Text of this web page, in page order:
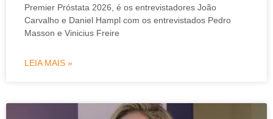
Premier Próstata 2026, é os entrevistadores João
Carvalho e Daniel Hampl com os entrevistados Pedro
Masson e Vinicius Freire
LEIA MAIS »